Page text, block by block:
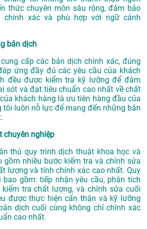
thức chuyên môn sâu rộng, đảm bảo
chính xác và phù hợp với ngữ cảnh
bản dịch
cấp các bản dịch chính xác, đúng
ứng đầy đủ các yêu cầu của khách
đều được kiểm tra kỹ lưỡng để đảm
sót và đạt tiêu chuẩn cao nhất về chất
khách hàng là ưu tiên hàng đầu của
tôi luôn nỗ lực để mang đến những bản
chuyên nghiệp
thủ quy trình dịch thuật khoa học và
gồm nhiều bước kiểm tra và chỉnh sửa
lượng và tính chính xác cao nhất. Quy
gồm: tiếp nhận yêu cầu, phân tích
tra chất lượng, và chỉnh sửa cuối
được thực hiện cẩn thận và kỹ lưỡng
dịch cuối cùng không chỉ chính xác
cao nhất.